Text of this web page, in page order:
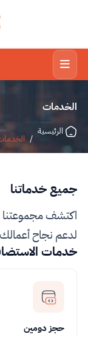
الخدمات
الرئيسية
/
جميع خدماتنا
اكتشف مجموعتنا
لدعم نجاح أعمالك
خدمات
حجز دومين